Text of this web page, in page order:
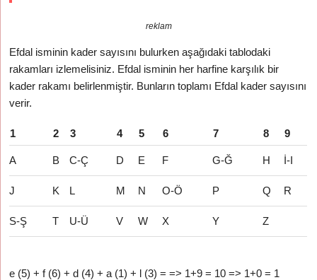
reklam
Efdal isminin kader sayısını bulurken aşağıdaki tablodaki
rakamları izlemelisiniz. Efdal isminin her harfine karşılık bir
kader rakamı belirlenmiştir. Bunların toplamı Efdal kader sayısını
verir.
1 2 3 4 5 6 7 8 9
A B C-Ç D E F G-Ğ H İ-I
J K L M N O-Ö P Q R
S-Ş T U-Ü V W X Y Z
e (5) + f (6) + d (4) + a (1) + l (3) = => 1+9 = 10 => 1+0 = 1